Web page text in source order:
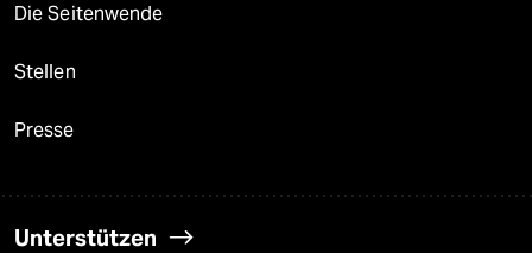
Die Seitenwende
Stellen
Presse
Unterstützen